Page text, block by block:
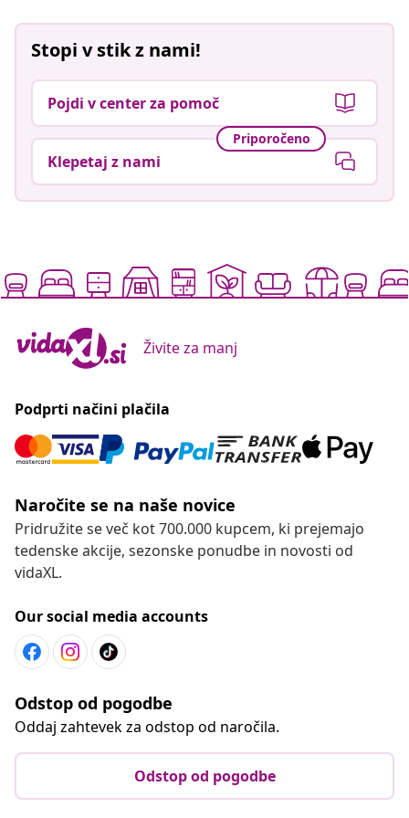
Stopi v stik z nami!
Pojdi v center za pomoč
Priporočeno
Klepetaj z nami
Živite za manj
Podprti načini plačila
Naročite se na naše novice
Pridružite se več kot 700.000 kupcem, ki prejemajo
tedenske akcije, sezonske ponudbe in novosti od
vidaXL.
Our social media accounts
Odstop od pogodbe
Oddaj zahtevek za odstop od naročila.
Odstop od pogodbe